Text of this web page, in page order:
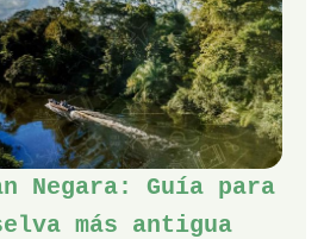
Negara: Guía para
más antigua